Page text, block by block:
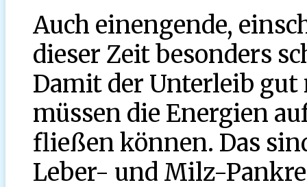
Auch einengende,
dieser Zeit besonders
Damit der Unterleib
müssen die Energien
fließen können. Das
Leber- und Milz-